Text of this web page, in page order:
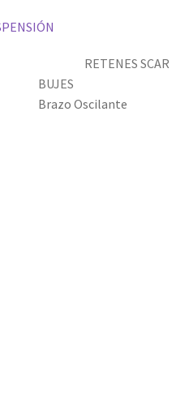
RETENES SCAR
BUJES
Brazo Oscilante